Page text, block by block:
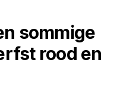
sommige
rood en